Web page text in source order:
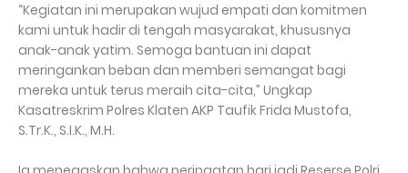
“Kegiatan ini merupakan wujud empati dan komitmen
kami untuk hadir di tengah masyarakat, khususnya
anak-anak yatim. Semoga bantuan ini dapat
meringankan beban dan memberi semangat bagi
mereka untuk terus meraih cita-cita,” Ungkap
Kasatreskrim Polres Klaten AKP Taufik Frida Mustofa,
S.Tr.K., S.I.K., M.H.